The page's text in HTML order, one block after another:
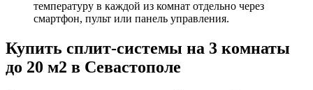
температуру в каждой из комнат отдельно через
смартфон, пульт или панель управления.
Купить сплит-системы на 3 комнаты
до 20 м2 в Севастополе